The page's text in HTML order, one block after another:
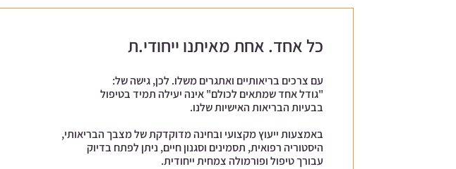
כל אחד. אחת מאיתנו ייחודי.ת
עם צרכים בריאותיים ואתגרים משלו. לכן, גישה של:
"גודל אחד שמתאים לכולם" אינה יעילה תמיד בטיפול
בבעיות הבריאות האישיות שלנו.
באמצעות ייעוץ מקצועי ובחינה מדוקדקת של מצבך הבריאותי,
היסטוריה רפואית, תסמינים וסגנון חיים, ניתן לפתח בדיוק
עבורך טיפול ופורמולה צמחית ייחודית.